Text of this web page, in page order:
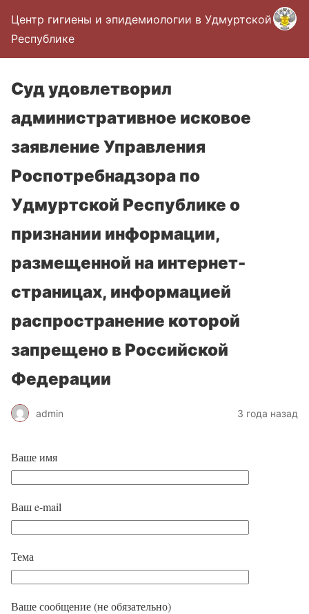
Центр гигиены и эпидемиологии в Удмуртской
Республике
Суд удовлетворил
административное исковое
заявление Управления
Роспотребнадзора по
Удмуртской Республике о
признании информации,
размещенной на интернет-
страницах, информацией
распространение которой
запрещено в Российской
Федерации
admin 3 года назад
Ваше имя
Ваш e-mail
Тема
Ваше сообщение (не обязательно)